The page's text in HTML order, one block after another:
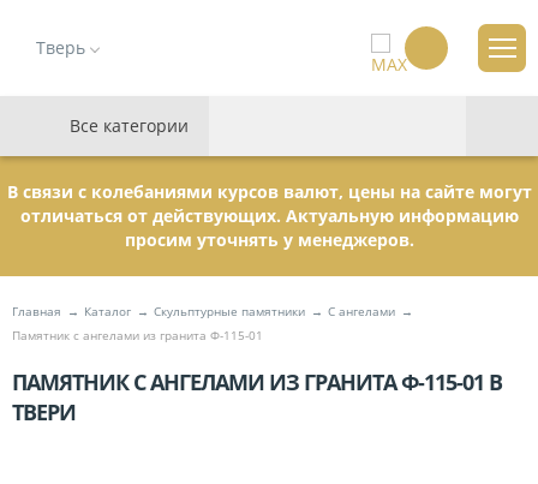
Тверь
Все категории
В связи с колебаниями курсов валют, цены на сайте могут
отличаться от действующих. Актуальную информацию
просим уточнять у менеджеров.
Главная Каталог Скульптурные памятники
C ангелами
Памятник с ангелами из гранита Ф-115-01
ПАМЯТНИК С АНГЕЛАМИ ИЗ ГРАНИТА Ф-115-01 В
ТВЕРИ